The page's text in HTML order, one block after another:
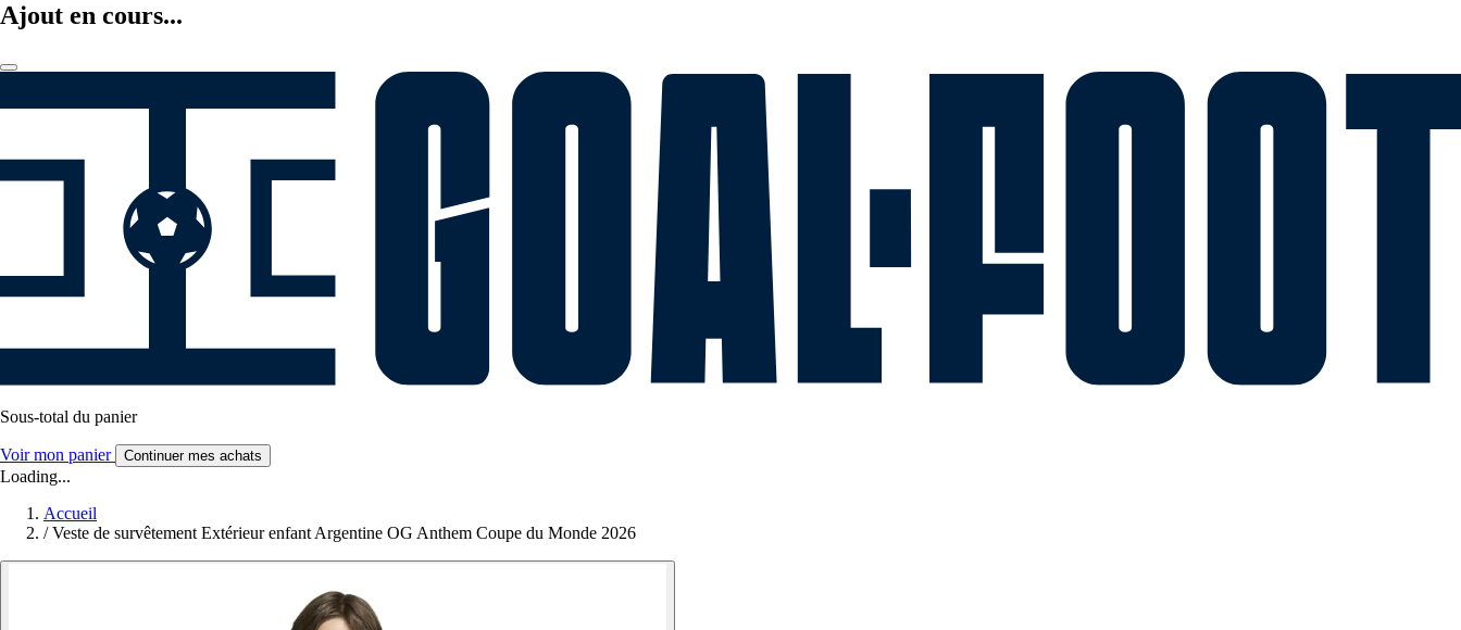
Ajout en cours...
Sous-total du panier
Voir mon panier Continuer mes achats
Loading...
Accueil
/ Veste de survêtement Extérieur enfant Argentine OG Anthem Coupe du Monde 2026